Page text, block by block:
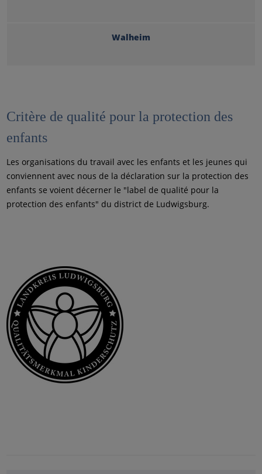
Walheim
Critère de qualité pour la protection des
enfants
Les organisations du travail avec les enfants et les jeunes qui
conviennent avec nous de la déclaration sur la protection des
enfants se voient décerner le "label de qualité pour la
protection des enfants" du district de Ludwigsburg.